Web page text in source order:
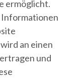
ermöglicht.
Informationen
an einen
und